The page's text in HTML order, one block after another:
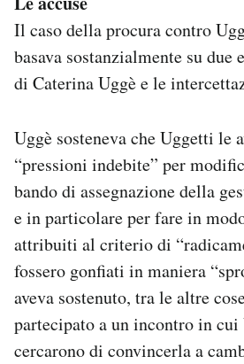
Il caso della procura contro
basava sostanzialmente su due
di Caterina Uggè e le
Uggè sosteneva che Uggetti le
“pressioni indebite” per
bando di assegnazione della
e in particolare per fare in
attribuiti al criterio di
fossero gonfiati in maniera
aveva sostenuto, tra le altre
partecipato a un incontro in
cercarono di convincerla a